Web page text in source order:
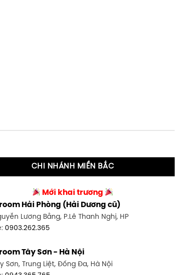
CHI NHÁNH MIỀN BẮC
Mới khai trương
Hải Phòng (Hải Dương cũ)
Lương Bằng, P.Lê Thanh Nghị, HP
0903.262.365
Tây Sơn - Hà Nội
Sơn, Trung Liệt, Đống Đa, Hà Nội